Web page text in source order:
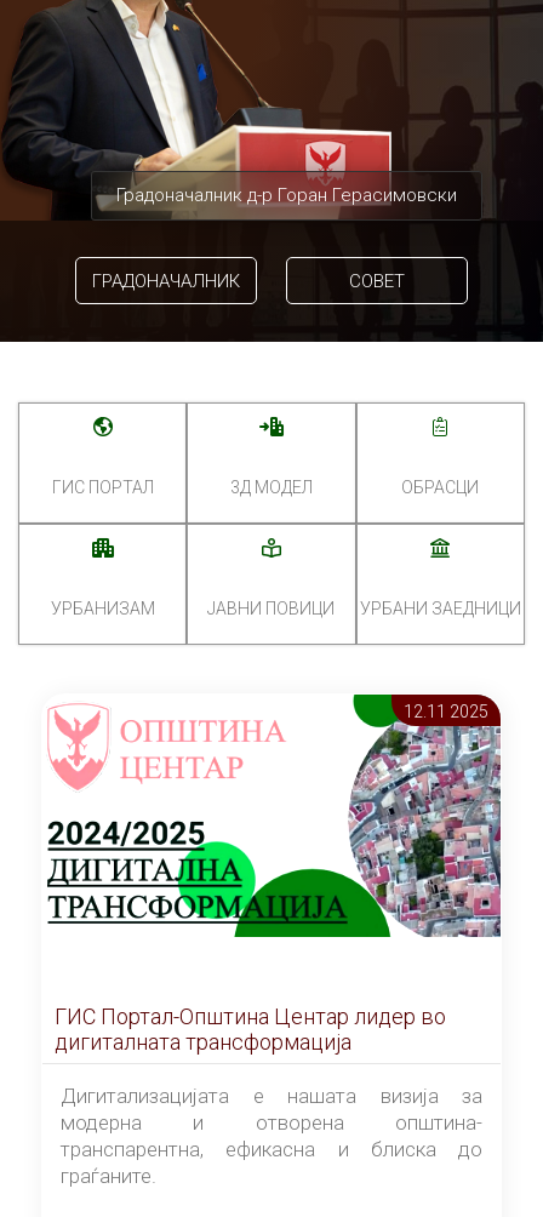
Градоначалник д-р Горан Герасимовски
ГРАДОНАЧАЛНИК СОВЕТ
ГИС ПОРТАЛ 3Д МОДЕЛ ОБРАСЦИ
УРБАНИЗАМ ЈАВНИ ПОВИЦИ УРБАНИ ЗАЕДНИЦИ
12.11 2025
ГИС Портал-Општина Центар лидер во
дигиталната трансформација
Дигитализацијата е нашата визија за
модерна и отворена општина-
транспарентна, ефикасна и блиска до
граѓаните.